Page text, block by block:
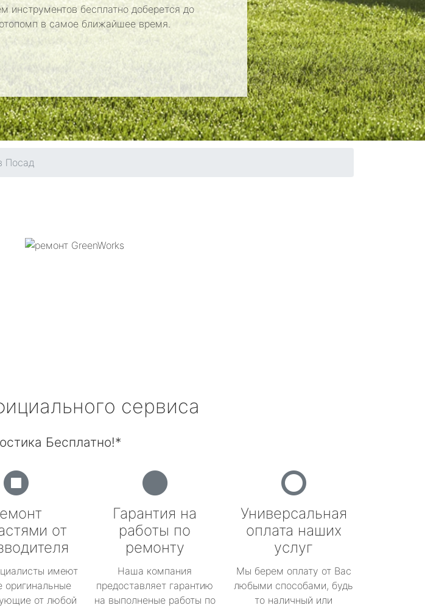
бесплатно доберется до
в самое ближайшее время.
Посад
сервиса
Бесплатно!*
от
имеют
оригинальные
от любой
Гарантия на
работы по
ремонту
Наша компания
предоставляет гарантию
на выполненые работы по
Универсальная
оплата наших
услуг
Мы берем оплату от Вас
любыми способами, будь
то наличный или